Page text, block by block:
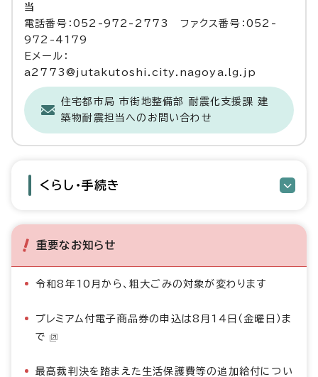
当
電話番号：052-972-2773 ファクス番号：052-
972-4179
Eメール：
a2773@jutakutoshi.city.nagoya.lg.jp
住宅都市局 市街地整備部 耐震化支援課 建
築物耐震担当へのお問い合わせ
くらし・手続き
重要なお知らせ
令和8年10月から、粗大ごみの対象が変わります
プレミアム付電子商品券の申込は8月14日（金曜日）ま
で
最高裁判決を踏まえた生活保護費等の追加給付につい